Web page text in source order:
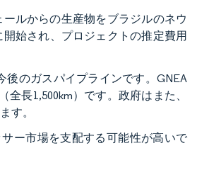
ルからの生産物をブラジルのネウ
始され、プロジェクトの推定費用
後のガスパイプラインです。GNEA
長1,500km）です。政府はまた、
す。
ー市場を支配する可能性が高いで